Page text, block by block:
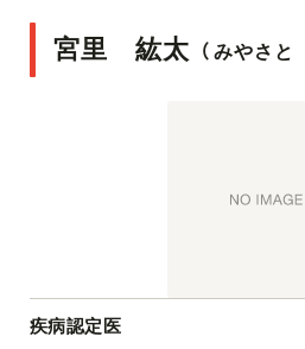
宮里 紘太 （ みやさ
疾病認定医